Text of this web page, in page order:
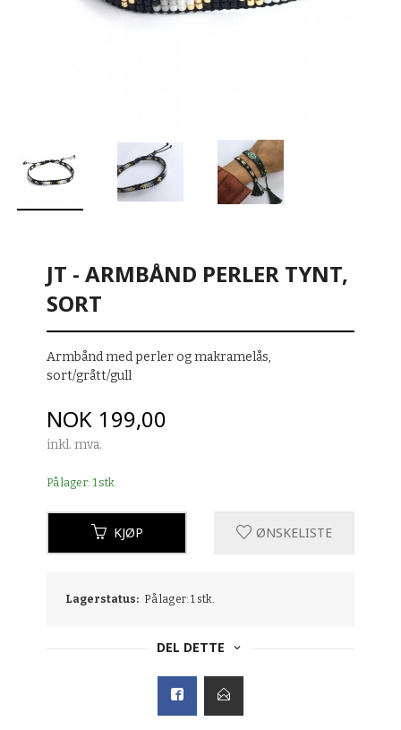
JT - ARMBÅND PERLER TYNT,
SORT
Armbånd med perler og makramelås,
sort/grått/gull
Pris
NOK 199,00
inkl. mva.
På lager: 1 stk.
KJØP ØNSKELISTE
Lagerstatus: På lager: 1 stk.
DEL DETTE